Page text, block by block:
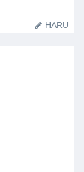
HARU